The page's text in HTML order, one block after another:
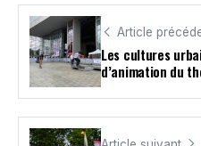
Article
Les cultures
d’animation du